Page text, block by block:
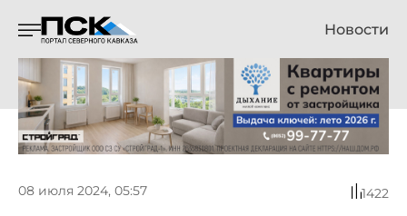
Новости
08 июля 2024, 05:57 1422